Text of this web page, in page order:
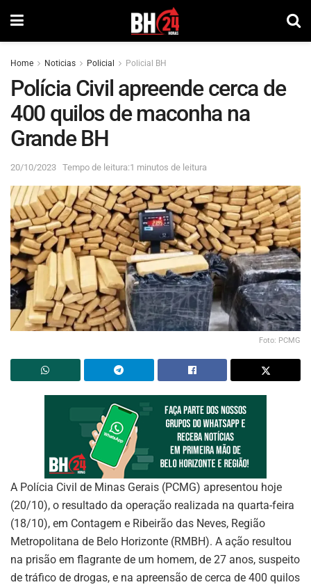
Home Noticias Policial Policial BH
Polícia Civil apreende cerca de
400 quilos de maconha na
Grande BH
20/10/2023 Tempo de leitura:1 minutos de leitura
Foto: PCMG
A Polícia Civil de Minas Gerais (PCMG) apresentou hoje
(20/10), o resultado da operação realizada na quarta-feira
(18/10), em Contagem e Ribeirão das Neves, Região
Metropolitana de Belo Horizonte (RMBH). A ação resultou
na prisão em flagrante de um homem, de 27 anos, suspeito
de tráfico de drogas, e na apreensão de cerca de 400 quilos